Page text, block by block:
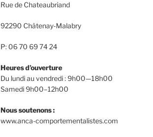
Rue de Chateaubriand
92290 Châtenay-Malabry
P: 06 70 69 74 24
Heures d’ouverture
Du lundi au vendredi : 9h00—18h00
Samedi 9h00–12h00
Nous soutenons :
www.anca-comportementalistes.com